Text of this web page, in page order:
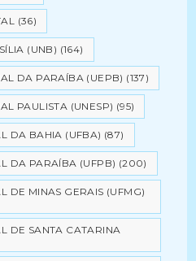
(36)
(UNB) (164)
DA PARAÍBA (UEPB) (137)
PAULISTA (UNESP) (95)
DA BAHIA (UFBA) (87)
DA PARAÍBA (UFPB) (200)
DE MINAS GERAIS (UFMG)
DE SANTA CATARINA